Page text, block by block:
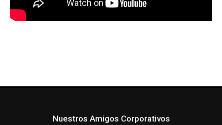
Nuestros Amigos Corporativos